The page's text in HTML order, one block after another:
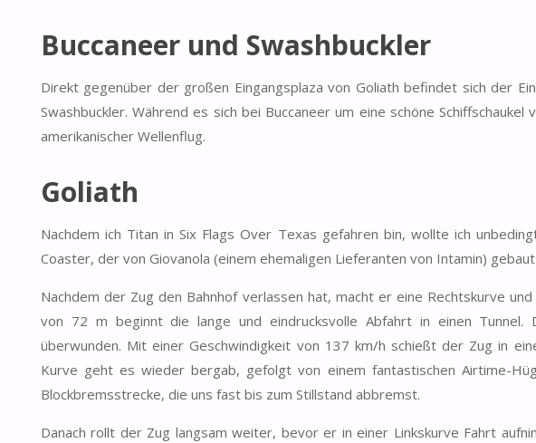
Buccaneer und Swashbuckler
Direkt gegenüber der großen Eingangsplaza von Goliath befindet sich der
Swashbuckler. Während es sich bei Buccaneer um eine schöne
amerikanischer Wellenflug.
Goliath
Nachdem ich Titan in Six Flags Over Texas gefahren bin, wollte ich
Coaster, der von Giovanola (einem ehemaligen Lieferanten von Intamin)
Nachdem der Zug den Bahnhof verlassen hat, macht er eine Rechtskurve
von 72 m beginnt die lange und eindrucksvolle Abfahrt in einen
überwunden. Mit einer Geschwindigkeit von 137 km/h schießt der Zug in
Kurve geht es wieder bergab, gefolgt von einem fantastischen Airtime-
Blockbremsstrecke, die uns fast bis zum Stillstand abbremst.
Danach rollt der Zug langsam weiter, bevor er in einer Linkskurve Fahrt